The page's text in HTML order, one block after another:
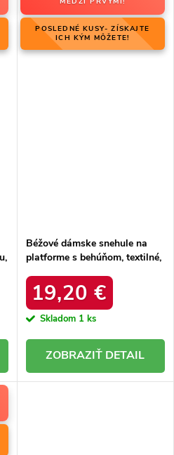
POSLEDNÉ KUSY- ZÍSKAJTE
ICH KÝM MÔŽETE!
Béžové dámske snehule na
platforme s behúňom, textilné,
19,20 €
Skladom 1 ks
DETAIL